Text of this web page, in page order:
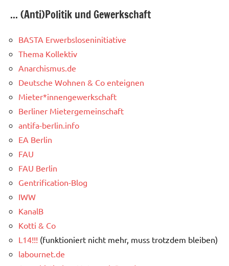
... (Anti)Politik und Gewerkschaft
BASTA Erwerbsloseninitiative
Thema Kollektiv
Anarchismus.de
Deutsche Wohnen & Co enteignen
Mieter*innengewerkschaft
Berliner Mietergemeinschaft
antifa-berlin.info
EA Berlin
FAU
FAU Berlin
Gentrification-Blog
IWW
KanalB
Kotti & Co
L14!!! (funktioniert nicht mehr, muss trotzdem bleiben)
labournet.de